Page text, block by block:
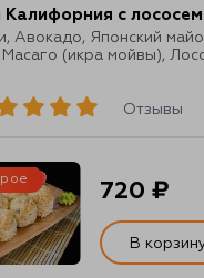
Отзывы
Калифорния с лососем
Авокадо, Японский
(икра мойвы),
720 ₽
В